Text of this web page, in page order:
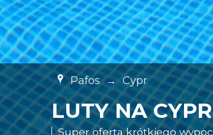
Pafos → Cypr
LUTY NA
Super oferta krótkiego